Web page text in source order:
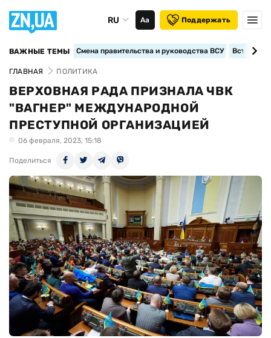
RU Аа Поддержать
ВАЖНЫЕ ТЕМЫ Смена правительства и руководства ВСУ
ГЛАВНАЯ ПОЛИТИКА
ВЕРХОВНАЯ РАДА ПРИЗНАЛА ЧВК
"ВАГНЕР" МЕЖДУНАРОДНОЙ
ПРЕСТУПНОЙ ОРГАНИЗАЦИЕЙ
06 февраля, 2023, 15:18
Поделиться